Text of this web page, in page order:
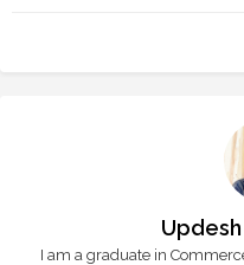
I am a graduate in